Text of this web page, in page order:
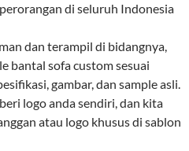
di seluruh Indonesia
dan terampil di bidangnya,
bantal sofa custom sesuai
gambar, dan sample asli.
logo anda sendiri, dan kita
atau logo khusus di sablon